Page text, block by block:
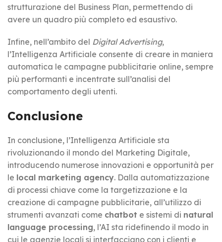
strutturazione del Business Plan, permettendo di
avere un quadro più completo ed esaustivo.
Infine, nell’ambito del Digital Advertising,
l’Intelligenza Artificiale consente di creare in maniera
automatica le campagne pubblicitarie online, sempre
più performanti e incentrate sull’analisi del
comportamento degli utenti.
Conclusione
In conclusione, l’Intelligenza Artificiale sta
rivoluzionando il mondo del Marketing Digitale,
introducendo numerose innovazioni e opportunità per
le local marketing agency. Dalla automatizzazione
di processi chiave come la targetizzazione e la
creazione di campagne pubblicitarie, all’utilizzo di
strumenti avanzati come chatbot e sistemi di natural
language processing, l’AI sta ridefinendo il modo in
cui le agenzie locali si interfacciano con i clienti e